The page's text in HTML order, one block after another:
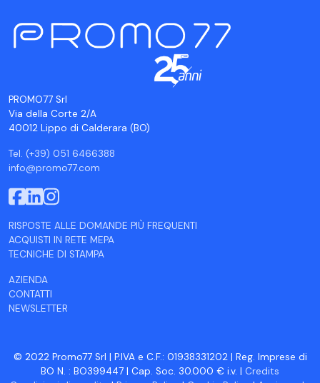
PROMO77 Srl
Via della Corte 2/A
40012 Lippo di Calderara (BO)
Tel. (+39) 051 6466388
info@promo77.com
RISPOSTE ALLE DOMANDE PIÙ FREQUENTI
ACQUISTI IN RETE MEPA
TECNICHE DI STAMPA
AZIENDA
CONTATTI
NEWSLETTER
© 2022 Promo77 Srl | P.IVA e C.F.: 01938331202 | Reg. Imprese di
BO N. : BO399447 | Cap. Soc. 30.000 € i.v. | Credits